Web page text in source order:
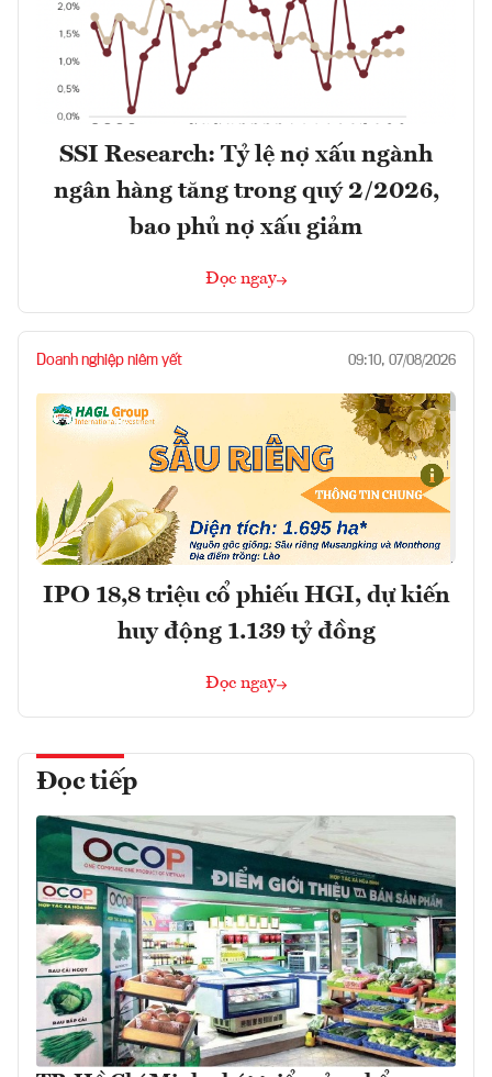
SSI Research: Tỷ lệ nợ xấu ngành
ngân hàng tăng trong quý 2/2026,
bao phủ nợ xấu giảm
Đọc ngay
Doanh nghiệp niêm yết 09:10, 07/08/2026
IPO 18,8 triệu cổ phiếu HGI, dự kiến
huy động 1.139 tỷ đồng
Đọc ngay
Đọc tiếp